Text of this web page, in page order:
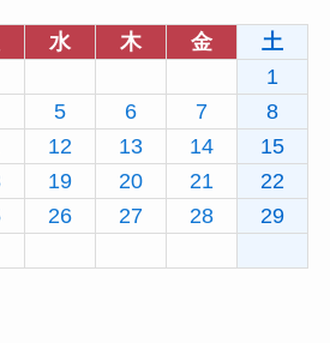
水 木 金
土
1
5 6 7
8
12 13 14
15
19 20 21
22
26 27 28
29